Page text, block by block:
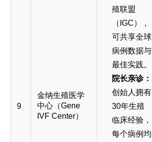
9
金纳生殖医学
中心（Gene
IVF Center）
殖联盟
（IGC），
可共享全球
病例数据与
最佳实践。
院长亲诊：
创始人拥有
30年生殖
临床经验，
每个病例均